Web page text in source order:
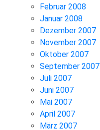
Februar 2008
Januar 2008
Dezember 2007
November 2007
Oktober 2007
September 2007
Juli 2007
Juni 2007
Mai 2007
April 2007
März 2007